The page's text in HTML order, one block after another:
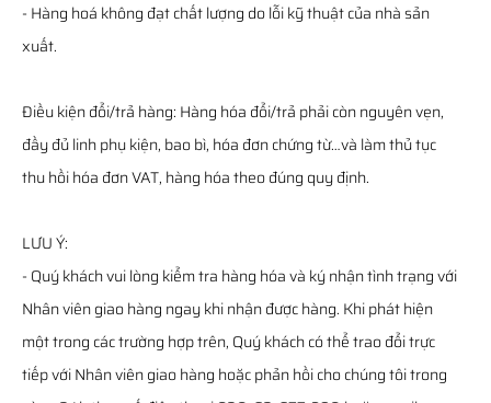
- Hàng hoá không đạt chất lượng do lỗi kỹ thuật của nhà sản
xuất.
Điều kiện đổi/trả hàng: Hàng hóa đổi/trả phải còn nguyên vẹn,
đầy đủ linh phụ kiện, bao bì, hóa đơn chứng từ…và làm thủ tục
thu hồi hóa đơn VAT, hàng hóa theo đúng quy định.
LƯU Ý:
- Quý khách vui lòng kiểm tra hàng hóa và ký nhận tình trạng với
Nhân viên giao hàng ngay khi nhận được hàng. Khi phát hiện
một trong các trường hợp trên, Quý khách có thể trao đổi trực
tiếp với Nhân viên giao hàng hoặc phản hồi cho chúng tôi trong